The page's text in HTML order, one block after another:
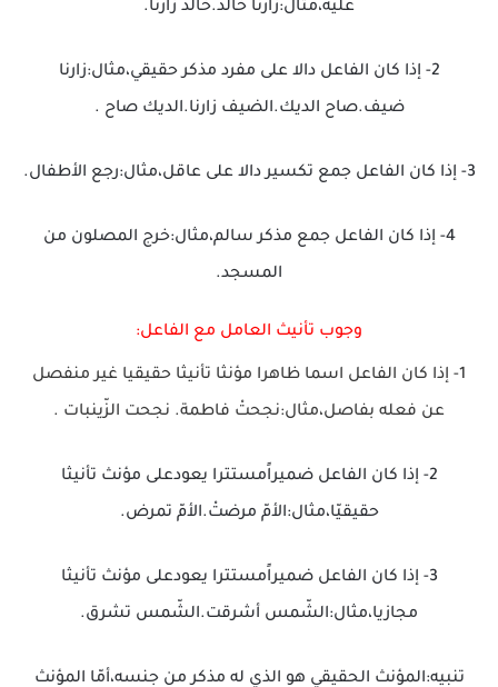
عليه،مثال:زارنا خالد.خالد زارنا.
2- إذا كان الفاعل دالا على مفرد مذكر حقيقي،مثال:زارنا
ضيف.صاح الديك.الضيف زارنا.الديك صاح .
3- إذا كان الفاعل جمع تكسير دالا على عاقل،مثال:رجع الأطفال.
4- إذا كان الفاعل جمع مذكر سالم،مثال:خرج المصلون من
المسجد.
وجوب تأنيث العامل مع الفاعل:
1- إذا كان الفاعل اسما ظاهرا مؤنثا تأنيثا حقيقيا غير منفصل
عن فعله بفاصل،مثال:نجحتْ فاطمة. نجحت الزّينبات .
2- إذا كان الفاعل ضميراًمستترا يعودعلى مؤنث تأنيثا
حقيقيّا،مثال:الأمّ مرضتْ.الأمّ تمرض.
3- إذا كان الفاعل ضميراًمستترا يعودعلى مؤنث تأنيثا
مجازيا،مثال:الشّمس أشرقت.الشّمس تشرق.
تنبيه:المؤنث الحقيقي هو الذي له مذكر من جنسه،أمّا المؤنث